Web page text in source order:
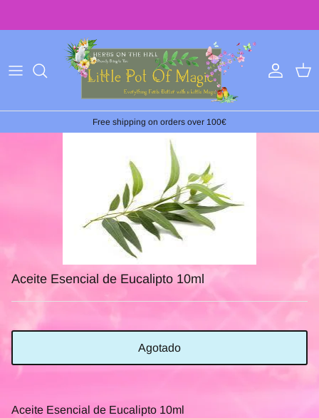
Free shipping on orders over 100€
Aceite Esencial de Eucalipto 10ml
Agotado
Aceite Esencial de Eucalipto 10ml